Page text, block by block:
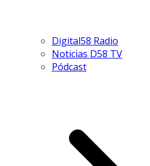
Digital58 Radio
Noticias D58 TV
Pódcast